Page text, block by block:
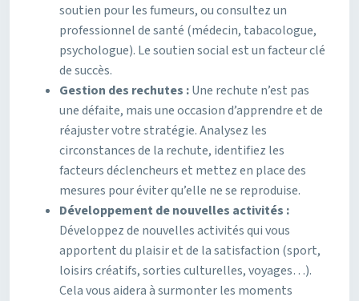
soutien pour les fumeurs, ou consultez un
professionnel de santé (médecin, tabacologue,
psychologue). Le soutien social est un facteur clé
de succès.
Gestion des rechutes :Une rechute n’est pas
une défaite, mais une occasion d’apprendre et de
réajuster votre stratégie. Analysez les
circonstances de la rechute, identifiez les
facteurs déclencheurs et mettez en place des
mesures pour éviter qu’elle ne se reproduise.
Développement de nouvelles activités :
Développez de nouvelles activités qui vous
apportent du plaisir et de la satisfaction (sport,
loisirs créatifs, sorties culturelles, voyages…).
Cela vous aidera à surmonter les moments